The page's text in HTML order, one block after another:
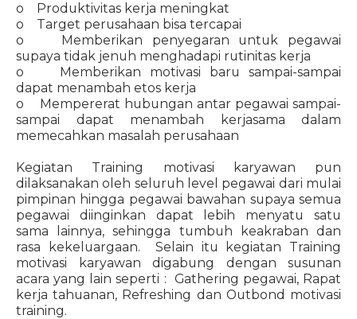
o Produktivitas kerja meningkat
o Target perusahaan bisa tercapai
o Memberikan penyegaran untuk pegawai
supaya tidak jenuh menghadapi rutinitas kerja
o Memberikan motivasi baru sampai-sampai
dapat menambah etos kerja
o Mempererat hubungan antar pegawai sampai-
sampai dapat menambah kerjasama dalam
memecahkan masalah perusahaan
Kegiatan Training motivasi karyawan pun
dilaksanakan oleh seluruh level pegawai dari mulai
pimpinan hingga pegawai bawahan supaya semua
pegawai diinginkan dapat lebih menyatu satu
sama lainnya, sehingga tumbuh keakraban dan
rasa kekeluargaan. Selain itu kegiatan Training
motivasi karyawan digabung dengan susunan
acara yang lain seperti : Gathering pegawai, Rapat
kerja tahuanan, Refreshing dan Outbond motivasi
training.